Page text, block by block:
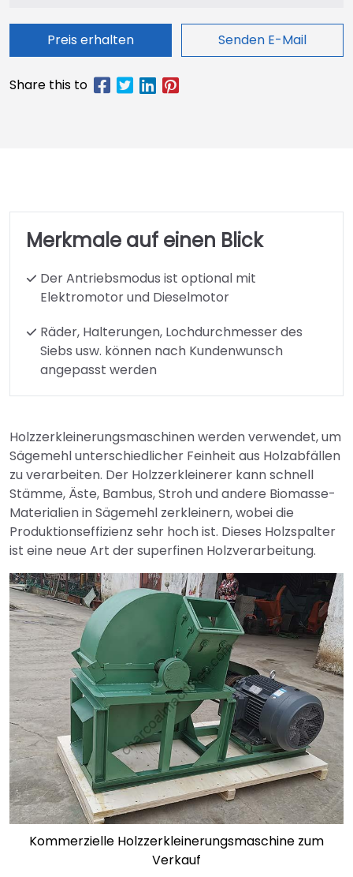
Preis erhalten Senden E-Mail
Merkmale auf einen Blick
Der Antriebsmodus ist optional mit
Elektromotor und Dieselmotor
Räder, Halterungen, Lochdurchmesser des
Siebs usw. können nach Kundenwunsch
angepasst werden
Holzzerkleinerungsmaschinen werden verwendet, um
Sägemehl unterschiedlicher Feinheit aus Holzabfällen
zu verarbeiten. Der Holzzerkleinerer kann schnell
Stämme, Äste, Bambus, Stroh und andere Biomasse-
Materialien in Sägemehl zerkleinern, wobei die
Produktionseffizienz sehr hoch ist. Dieses Holzspalter
ist eine neue Art der superfinen Holzverarbeitung.
Kommerzielle Holzzerkleinerungsmaschine zum
Verkauf